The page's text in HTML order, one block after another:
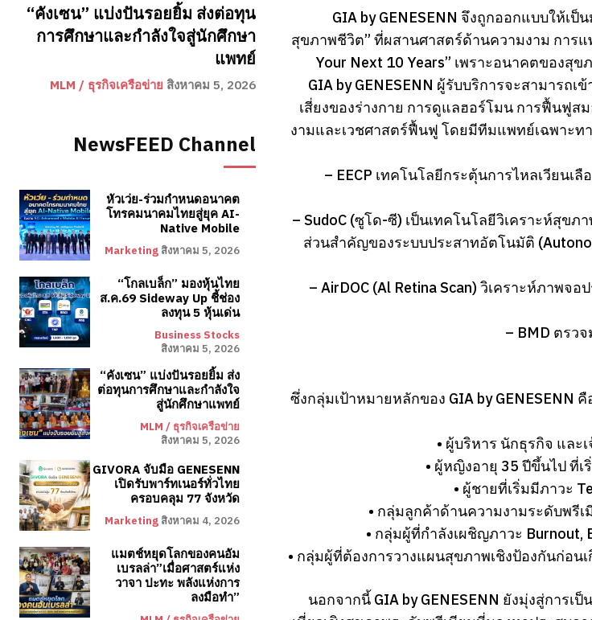
“คังเซน” แบ่งปันรอยยิ้ม ส่งต่อทุน
การศึกษาและกำลังใจสู่นักศึกษา
แพทย์
MLM / ธุรกิจเครือข่าย สิงหาคม 5, 2026
NewsFEED Channel
หัวเว่ย-ร่วมกำหนดอนาคต
โทรคมนาคมไทยสู่ยุค AI-
Native Mobile
Marketing สิงหาคม 5, 2026
“โกลเบล็ก” มองหุ้นไทย
ส.ค.69 Sideway Up ชี้ช่อง
ลงทุน 5 หุ้นเด่น
Business Stocks
สิงหาคม 5, 2026
“คังเซน” แบ่งปันรอยยิ้ม ส่ง
ต่อทุนการศึกษาและกำลังใจ
สู่นักศึกษาแพทย์
MLM / ธุรกิจเครือข่าย
สิงหาคม 5, 2026
GIVORA จับมือ GENESENN
เปิดรับพาร์ทเนอร์ทั่วไทย
ครอบคลุม 77 จังหวัด
Marketing สิงหาคม 4, 2026
แมตช์หยุดโลกของคนอัม
เบรลล่า”เมื่อศาสตร์แห่ง
วาจา ปะทะ พลังแห่งการ
ลงมือทำ”
GIA by GENESENN จึงถูกออกแบบให้เ
สุขภาพชีวิต” ที่ผสานศาสตร์ด้านความงาม การ
Your Next 10 Years” เพราะอนาคตของสุ
GIA by GENESENN ผู้รับบริการจะสามารถ
เสี่ยงของร่างกาย การดูแลฮอร์โมน การฟื้นฟู
งามและเวชศาสตร์ฟื้นฟู โดยมีทีมแพทย์เฉพาะท
– EECP เทคโนโลยีกระตุ้นการไหลเวียนเ
– SudoC (ซูโด-ซี) เป็นเทคโนโลยีวิเคราะห์สุขภ
ส่วนสำคัญของระบบประสาทอัตโนมัติ
– AirDOC (Al Retina Scan) วิเคราะห์ภาพจ
– BMD ตรว
ซึ่งกลุ่มเป้าหมายหลักของ GIA by
• ผู้บริหาร นักธุรกิจ แล
• ผู้หญิงอายุ 35 ปีขึ้นไป ที่
• ผู้ชายที่เริ่มมีภาวะ
• กลุ่มลูกค้าด้านความงามระดับพรี
• กลุ่มผู้ที่กำลังเผชิญภาวะ Burnout,
• กลุ่มผู้ที่ต้องการวางแผนสุขภาพเชิงป้องกันก่อน
นอกจากนี้ GIA by GENESENN ยังมุ่งสู่การ